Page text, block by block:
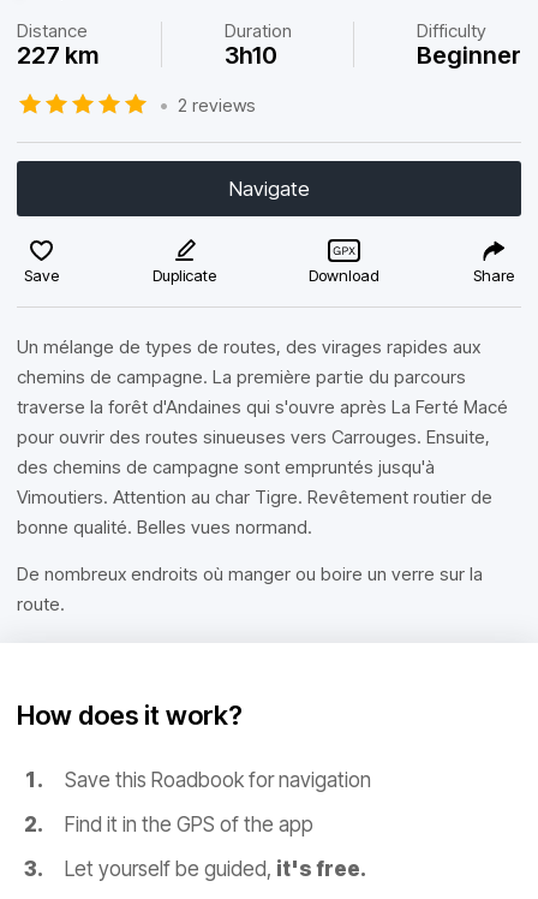
Distance
227 km
Duration
3h10
Difficulty
Beginner
• 2 reviews
Navigate
Save Duplicate Download Share
Un mélange de types de routes, des virages rapides aux
chemins de campagne. La première partie du parcours
traverse la forêt d'Andaines qui s'ouvre après La Ferté Macé
pour ouvrir des routes sinueuses vers Carrouges. Ensuite,
des chemins de campagne sont empruntés jusqu'à
Vimoutiers. Attention au char Tigre. Revêtement routier de
bonne qualité. Belles vues normand.
De nombreux endroits où manger ou boire un verre sur la
route.
How does it work?
Save this Roadbook for navigation
Find it in the GPS of the app
Let yourself be guided, it's free.